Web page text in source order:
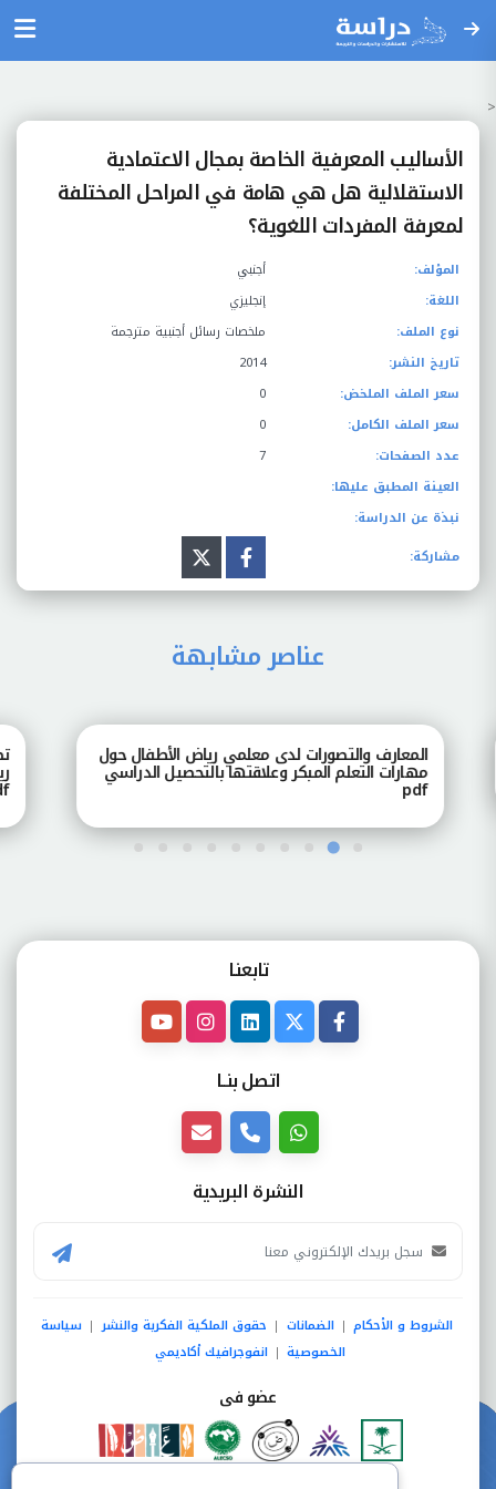
<
الأساليب المعرفية الخاصة بمجال الاعتمادية
الاستقلالية هل هي هامة في المراحل المختلفة
لمعرفة المفردات اللغوية؟
المؤلف:
أجنبي
اللغة:
إنجليزي
نوع الملف:
ملخصات رسائل أجنبية مترجمة
تاريخ النشر:
2014
سعر الملف الملخض:
0
سعر الملف الكامل:
0
عدد الصفحات:
7
العينة المطبق عليها:
نبذة عن الدراسة:
مشاركة:
عناصر مشابهة
المعارف والتصورات لدى معلمي رياض الأطفال حول
مهارات التعلم المبكر وعلاقتها بالتحصيل الدراسي
pdf
pdf
تابعنـا
اتصل بنــا
النشرة البريدية
الشروط و الأحكام | الضمانات | حقوق الملكية الفكرية والنشر | سياسة
الخصوصية | انفوجرافيك أكاديمي
عضو فى